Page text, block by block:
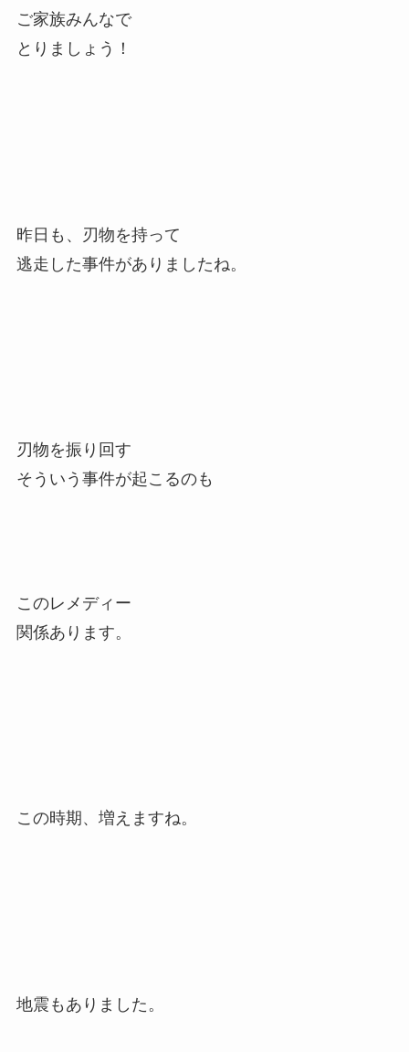
ご家族みんなで
とりましょう！
昨日も、刃物を持って
逃走した事件がありましたね。
刃物を振り回す
そういう事件が起こるのも
このレメディー
関係あります。
この時期、増えますね。
地震もありました。